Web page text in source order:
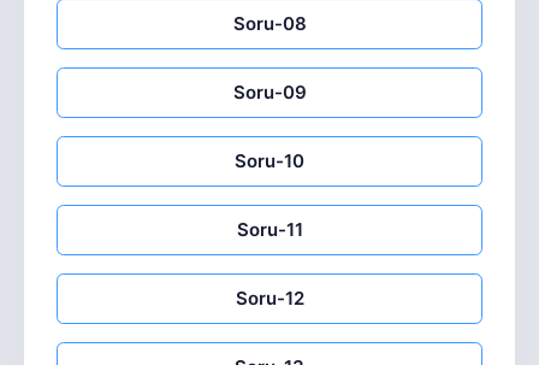
Soru-08
Soru-09
Soru-10
Soru-11
Soru-12